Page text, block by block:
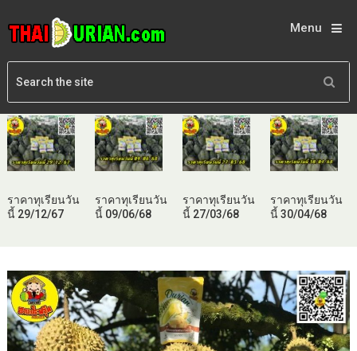
Menu
ราคาทุเรียนวัน
นี้ 29/12/67
ราคาทุเรียนวัน
นี้ 09/06/68
ราคาทุเรียนวัน
นี้ 27/03/68
ราคาทุเรียนวัน
นี้ 30/04/68